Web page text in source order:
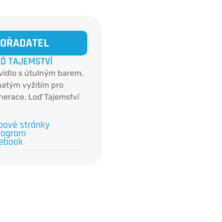
TAJEMSTVÍ
s útulným barem,
vyžitím pro
Loď Tajemství
člun na uhlí
divadlo, v sále se
mnohem více -
představení
stránky